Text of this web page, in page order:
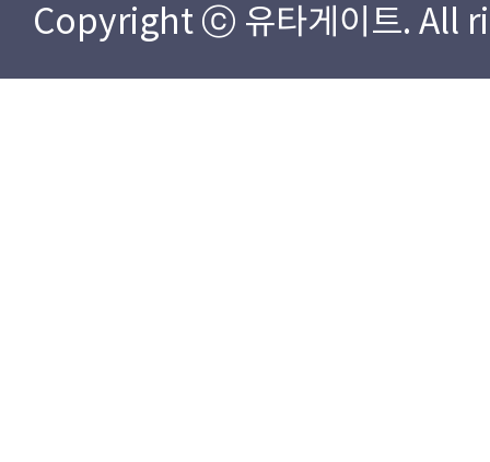
Copyright ⓒ 유타게이트. All